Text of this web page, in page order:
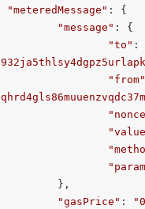
"meteredMessage" : {
"message" : {
"to"
"from"
"gasPrice" :